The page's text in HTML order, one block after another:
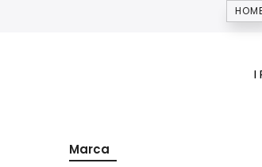
I
Marca